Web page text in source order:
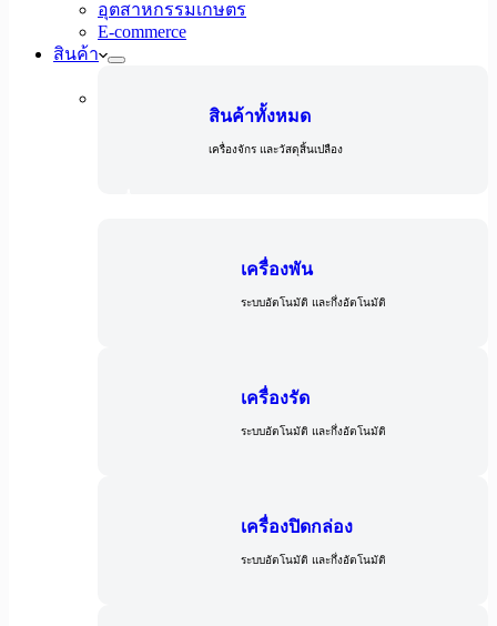
อุตสาหกรรมเกษตร
E-commerce
สินค้า
สินค้าทั้งหมด
เครื่องจักร และวัสดุสิ้นเปลือง
เครื่องพัน
ระบบอัตโนมัติ และกึ่งอัตโนมัติ
เครื่องรัด
ระบบอัตโนมัติ และกึ่งอัตโนมัติ
เครื่องปิดกล่อง
ระบบอัตโนมัติ และกึ่งอัตโนมัติ